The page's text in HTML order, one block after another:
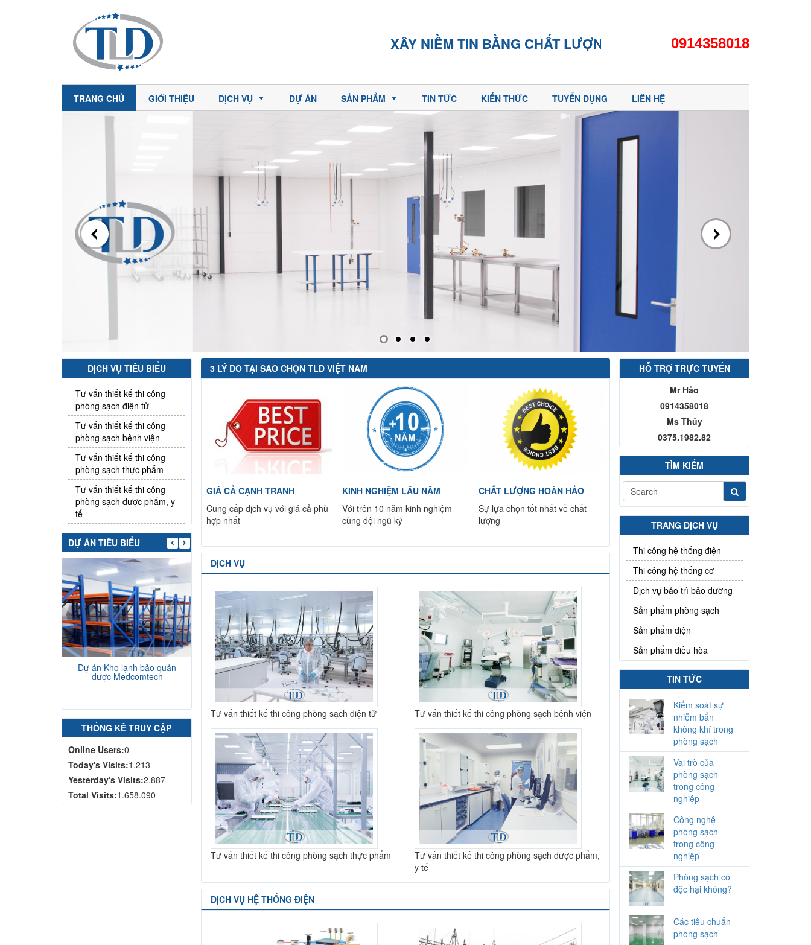
XÂY NIỀM TIN BẰNG CHẤT LƯỢNG 0914358018
TRANG CHỦ GIỚI THIỆU DỊCH VỤ DỰ ÁN SẢN PHẨM TIN TỨC KIẾN THỨC TUYỂN DỤNG LIÊN HỆ
DỊCH VỤ TIÊU BIỂU
Tư vấn thiết kế thi công
phòng sạch điện tử
Tư vấn thiết kế thi công
phòng sạch bệnh viện
Tư vấn thiết kế thi công
phòng sạch thực phẩm
Tư vấn thiết kế thi công
phòng sạch dược phẩm, y
tế
DỰ ÁN TIÊU BIỂU
Dự án Kho lạnh bảo quản
dược Medcomtech
Dự án thi công phòng sạch
nhà máy Hoa Thái
Dự án thi công hệ thống thông
gió lọc bụi công nghiệp tại Hà
Dự án Phòng sạch dược
phẩm và mỹ phẩm Lavitec
THỐNG KÊ TRUY CẬP
Online Users:0
Today's Visits:1.213
Yesterday's Visits:2.887
Total Visits:1.658.090
3 LÝ DO TẠI SAO CHỌN TLD VIỆT NAM
GIÁ CẢ CẠNH TRANH
Cung cấp dịch vụ với giá cả phù
hợp nhất
KINH NGHIỆM LÂU NĂM
Với trên 10 năm kinh nghiệm
cùng đội ngũ kỹ
CHẤT LƯỢNG HOÀN HẢO
Sự lựa chọn tốt nhất về chất
lượng
DỊCH VỤ
Tư vấn thiết kế thi công phòng sạch điện tử Tư vấn thiết kế thi công phòng sạch bệnh viện
Tư vấn thiết kế thi công phòng sạch thực phẩm
Tư vấn thiết kế thi công phòng sạch dược phẩm,
y tế
DỊCH VỤ HỆ THỐNG ĐIỆN
HỖ TRỢ TRỰC TUYẾN
Mr Hảo
0914358018
Ms Thủy
0375.1982.82
TÌM KIẾM
TRANG DỊCH VỤ
Thi công hệ thống điện
Thi công hệ thống cơ
Dịch vụ bảo trì bảo dưỡng
Sản phẩm phòng sạch
Sản phẩm điện
Sản phẩm điều hòa
TIN TỨC
Kiểm soát sự
nhiễm bẩn
không khí trong
phòng sạch
Vai trò của
phòng sạch
trong công
nghiệp
Công nghệ
phòng sạch
trong công
nghiệp
Phòng sạch có
độc hại không?
Các tiêu chuẩn
phòng sạch